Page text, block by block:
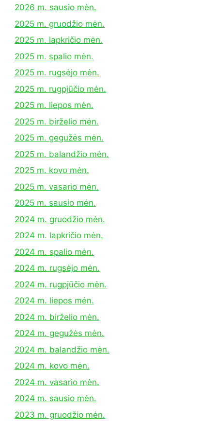
2026 m. sausio mėn.
2025 m. gruodžio mėn.
2025 m. lapkričio mėn.
2025 m. spalio mėn.
2025 m. rugsėjo mėn.
2025 m. rugpjūčio mėn.
2025 m. liepos mėn.
2025 m. birželio mėn.
2025 m. gegužės mėn.
2025 m. balandžio mėn.
2025 m. kovo mėn.
2025 m. vasario mėn.
2025 m. sausio mėn.
2024 m. gruodžio mėn.
2024 m. lapkričio mėn.
2024 m. spalio mėn.
2024 m. rugsėjo mėn.
2024 m. rugpjūčio mėn.
2024 m. liepos mėn.
2024 m. birželio mėn.
2024 m. gegužės mėn.
2024 m. balandžio mėn.
2024 m. kovo mėn.
2024 m. vasario mėn.
2024 m. sausio mėn.
2023 m. gruodžio mėn.